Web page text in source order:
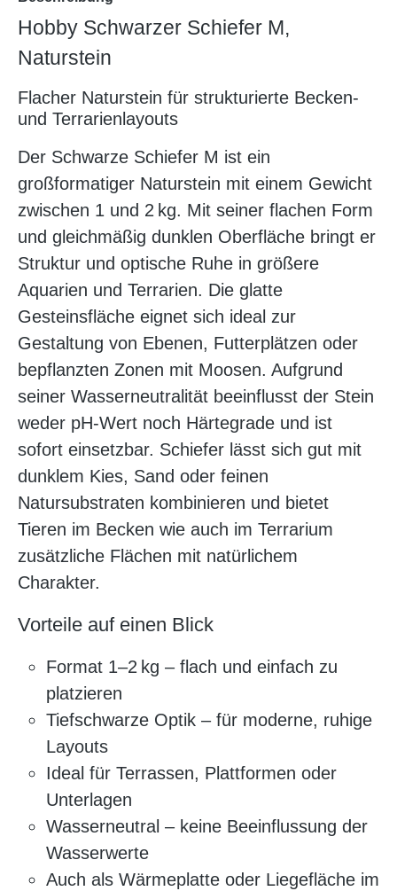
Hobby Schwarzer Schiefer M,
Naturstein
Flacher Naturstein für strukturierte Becken-
und Terrarienlayouts
Der Schwarze Schiefer M ist ein
großformatiger Naturstein mit einem Gewicht
zwischen 1 und 2 kg. Mit seiner flachen Form
und gleichmäßig dunklen Oberfläche bringt er
Struktur und optische Ruhe in größere
Aquarien und Terrarien. Die glatte
Gesteinsfläche eignet sich ideal zur
Gestaltung von Ebenen, Futterplätzen oder
bepflanzten Zonen mit Moosen. Aufgrund
seiner Wasserneutralität beeinflusst der Stein
weder pH-Wert noch Härtegrade und ist
sofort einsetzbar. Schiefer lässt sich gut mit
dunklem Kies, Sand oder feinen
Natursubstraten kombinieren und bietet
Tieren im Becken wie auch im Terrarium
zusätzliche Flächen mit natürlichem
Charakter.
Vorteile auf einen Blick
Format 1–2 kg – flach und einfach zu
platzieren
Tiefschwarze Optik – für moderne, ruhige
Layouts
Ideal für Terrassen, Plattformen oder
Unterlagen
Wasserneutral – keine Beeinflussung der
Wasserwerte
Auch als Wärmeplatte oder Liegefläche im